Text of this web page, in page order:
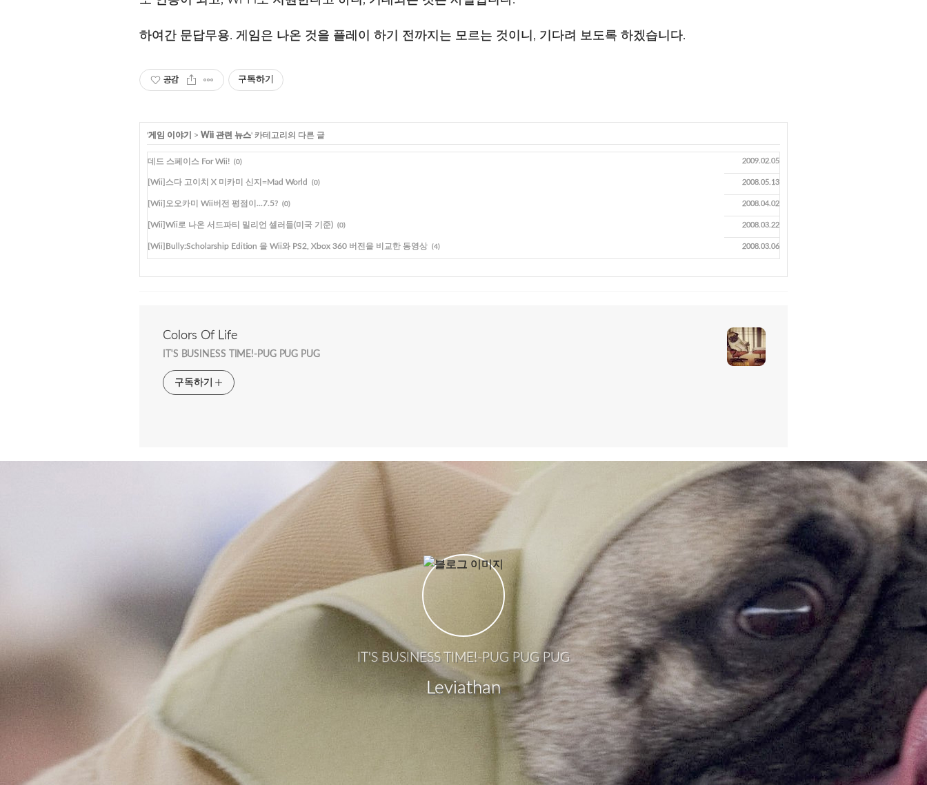
하여간 문답무용. 게임은 나온 것을 플레이 하기 전까지는 모르는 것이니, 기다려 보도록 하겠습니다.
공감 구독하기
'게임 이야기 > Wii 관련 뉴스' 카테고리의 다른 글
데드 스페이스 For Wii! (0) 2009.02.05
[Wii]스다 고이치 X 미카미 신지=Mad World (0) 2008.05.13
[Wii]오오카미 Wii버전 평점이...7.5? (0) 2008.04.02
[Wii]Wii로 나온 서드파티 밀리언 셀러들(미국 기준) (0) 2008.03.22
[Wii]Bully:Scholarship Edition 을 Wii와 PS2, Xbox 360 버전을 비교한 동영상 (4) 2008.03.06
Colors Of Life
IT'S BUSINESS TIME!-PUG PUG PUG
구독하기
IT'S BUSINESS TIME!-PUG PUG PUG
Leviathan